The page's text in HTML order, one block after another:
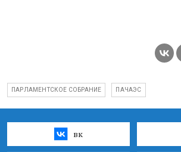
ПАРЛАМЕНТСКОЕ СОБРАНИЕ ПАЧАЭС
вк